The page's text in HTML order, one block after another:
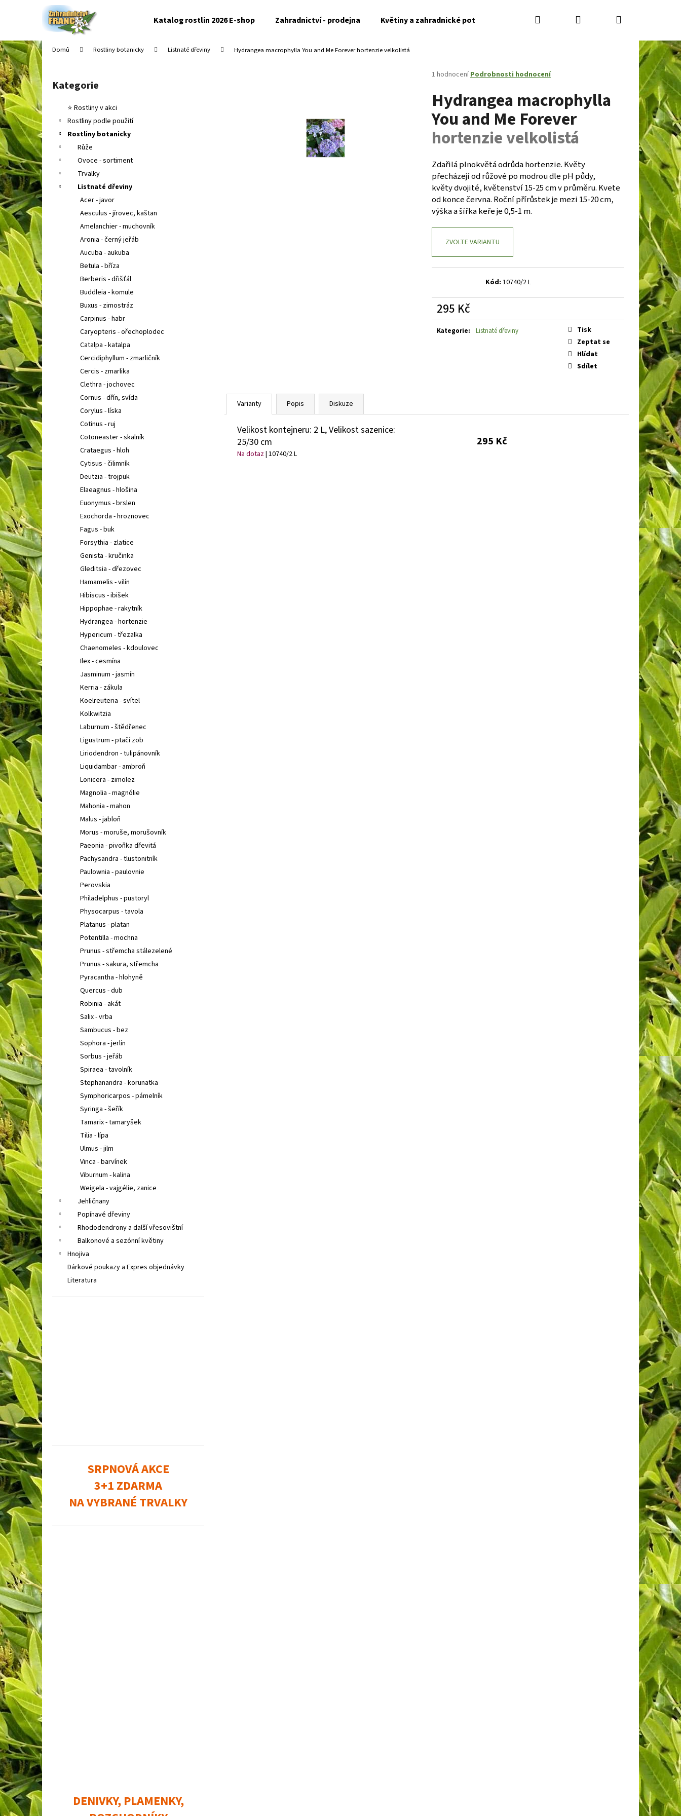
Katalog rostlin 2026 E-shop Zahradnictví - prodejna Květiny a zahradnické potřeby Kontakty Jak nakupovat
Hledat PřihlášeníNákupní
košík
Domů Rostliny botanicky Listnaté dřeviny Hydrangea macrophylla You and Me Foreverhortenzie velkolistá
P
o
s
t
r
a
n
n
í
p
a
n
e
l
Přeskočit
kategorie
Kategorie
⭐ Rostliny v akci
Rostliny podle použití
Rostliny botanicky
Růže
Ovoce - sortiment
Trvalky
Listnaté dřeviny
Acer - javor
Aesculus - jírovec, kaštan
Amelanchier - muchovník
Aronia - černý jeřáb
Aucuba - aukuba
Betula - bříza
Berberis - dřišťál
Buddleia - komule
Buxus - zimostráz
Carpinus - habr
Caryopteris - ořechoplodec
Catalpa - katalpa
Cercidiphyllum - zmarličník
Cercis - zmarlika
Clethra - jochovec
Cornus - dřín, svída
Corylus - líska
Cotinus - ruj
Cotoneaster - skalník
Crataegus - hloh
Cytisus - čilimník
Deutzia - trojpuk
Elaeagnus - hlošina
Euonymus - brslen
Exochorda - hroznovec
Fagus - buk
Forsythia - zlatice
Genista - kručinka
Gleditsia - dřezovec
Hamamelis - vilín
Hibiscus - ibišek
Hippophae - rakytník
Hydrangea - hortenzie
Hypericum - třezalka
Chaenomeles - kdoulovec
Ilex - cesmína
Jasminum - jasmín
Kerria - zákula
Koelreuteria - svítel
Kolkwitzia
Laburnum - štědřenec
Ligustrum - ptačí zob
Liriodendron - tulipánovník
Liquidambar - ambroň
Lonicera - zimolez
Magnolia - magnólie
Mahonia - mahon
Malus - jabloň
Morus - moruše, morušovník
Paeonia - pivoňka dřevitá
Pachysandra - tlustonitník
Paulownia - paulovnie
Perovskia
Philadelphus - pustoryl
Physocarpus - tavola
Platanus - platan
Potentilla - mochna
Prunus - střemcha stálezelené
Prunus - sakura, střemcha
Pyracantha - hlohyně
Quercus - dub
Robinia - akát
Salix - vrba
Sambucus - bez
Sophora - jerlín
Sorbus - jeřáb
Spiraea - tavolník
Stephanandra - korunatka
Symphoricarpos - pámelník
Syringa - šeřík
Tamarix - tamaryšek
Tilia - lípa
Ulmus - jilm
Vinca - barvínek
Viburnum - kalina
Weigela - vajgélie, zanice
Jehličnany
Popínavé dřeviny
Rhododendrony a další vřesovištní
Balkonové a sezónní květiny
Hnojiva
Dárkové poukazy a Expres objednávky
Literatura
SRPNOVÁ AKCE
3+1 ZDARMA
NA VYBRANÉ TRVALKY
DENIVKY, PLAMENKY,
Průměrné
produktu
je
5,0
z
5
hvězdiček.
1 hodnoceníPodrobnosti hodnocení
Hydrangea macrophylla
You and Me Forever
hortenzie velkolistá
Zdařilá plnokvětá odrůda hortenzie. Květy
přecházejí od růžové po modrou dle pH půdy,
květy dvojité, květenství 15-25 cm v průměru. Kvete
od konce června. Roční přírůstek je mezi 15-20 cm,
výška a šířka keře je 0,5-1 m.
ZVOLTE VARIANTU
Kód: 10740/2 L
295 Kč
Měrná
cena:
Kategorie: Listnaté dřeviny
Tisk
Zeptat se
Hlídat
Sdílet
Varianty Popis Diskuze
Velikost kontejneru: 2 L, Velikost sazenice:
25/30 cm
Na dotaz| 10740/2 L
295 Kč
í
k
Zpět
do
obchodu
Zpět
do
obchodu
Co potřebujete najít?
Doporučujeme
Následující
COTONEASTER PROCUMBENS QUEEN OF
CARPETHSKALNÍK ZAKRSLÝ
VINCA MINOR BLUEBARVÍNEK MENŠÍ